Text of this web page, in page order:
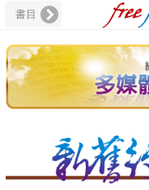
書目